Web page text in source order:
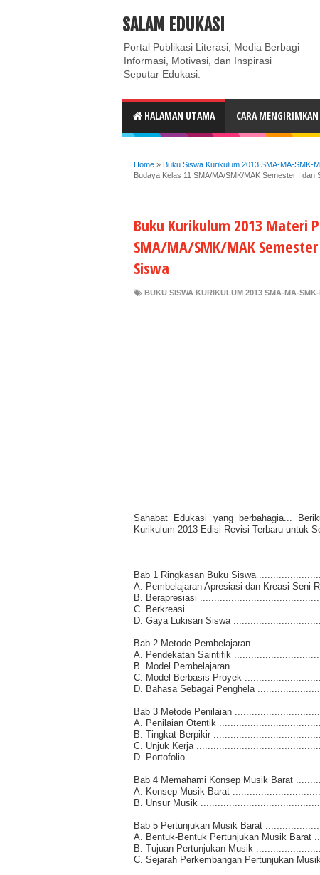
ABOUT CONTACT US
SALAM EDUKASI
Portal Publikasi Literasi, Media Berbagi
Informasi, Motivasi, dan Inspirasi
Seputar Edukasi.
HALAMAN UTAMA CARA
Home » Buku Siswa Kurikulum 2013 SMA-MA-SMK-
Budaya Kelas 11 SMA/MA/SMK/MAK Semester I
Buku Kurikulum 2013 Materi
SMA/MA/SMK/MAK
Siswa
BUKU SISWA KURIKULUM 2013 SMA-MA-
Sahabat Edukasi yang berbahagia...
Kurikulum 2013 Edisi Revisi Terbaru untuk
Bab 1 Ringkasan Buku Siswa
A. Pembelajaran Apresiasi dan Kreasi
B. Berapresiasi
C. Berkreasi
D. Gaya Lukisan Siswa
Bab 2 Metode Pembelajaran
A. Pendekatan Saintifik
B. Model Pembelajaran
C. Model Berbasis Proyek
D. Bahasa Sebagai Penghela
Bab 3 Metode Penilaian
A. Penilaian Otentik
B. Tingkat Berpikir
C. Unjuk Kerja
D. Portofolio
Bab 4 Memahami Konsep Musik Barat
A. Konsep Musik Barat
B. Unsur Musik
Bab 5 Pertunjukan Musik Barat
A. Bentuk-Bentuk Pertunjukan Musik
B. Tujuan Pertunjukan Musik
C. Sejarah Perkembangan Pertunjukan